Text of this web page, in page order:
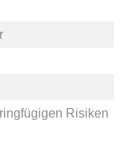
Risiken